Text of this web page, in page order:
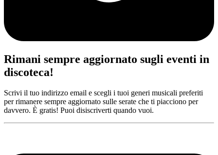
Rimani sempre aggiornato sugli eventi in
discoteca!
Scrivi il tuo indirizzo email e scegli i tuoi generi musicali preferiti
per rimanere sempre aggiornato sulle serate che ti piacciono per
davvero. È gratis! Puoi disiscriverti quando vuoi.